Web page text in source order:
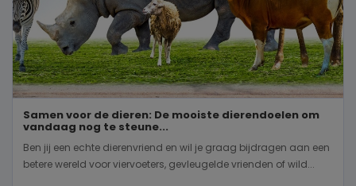
Samen voor de dieren: De mooiste dierendoelen om
vandaag nog te steune...
Ben jij een echte dierenvriend en wil je graag bijdragen aan een
betere wereld voor viervoeters, gevleugelde vrienden of wild...